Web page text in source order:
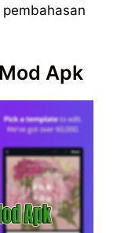
Apk